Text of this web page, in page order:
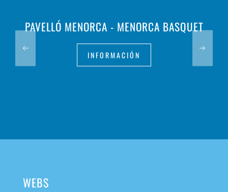
PAVELLÓ MENORCA - MENORCA BASQUET
INFORMACIÓN
WEBS